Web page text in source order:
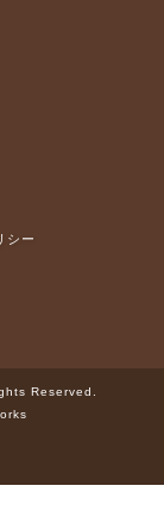
シー
Reserved.